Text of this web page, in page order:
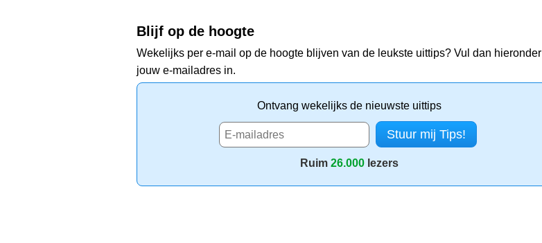
Blijf op de hoogte
Wekelijks per e-mail op de hoogte blijven van de leukste uittips? Vul dan hieronder
jouw e-mailadres in.
Ontvang wekelijks de nieuwste uittips
Ruim 26.000 lezers